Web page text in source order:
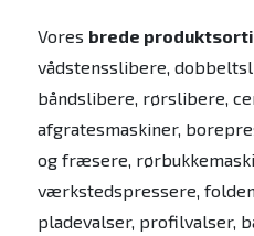
Vores brede
vådstensslibere,
båndslibere, rørslibere,
afgratesmaskiner,
og fræsere,
værkstedspressere,
pladevalser, profilvalser,